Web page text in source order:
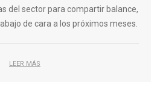
del sector para compartir balance,
de cara a los próximos meses.
LEER MÁS